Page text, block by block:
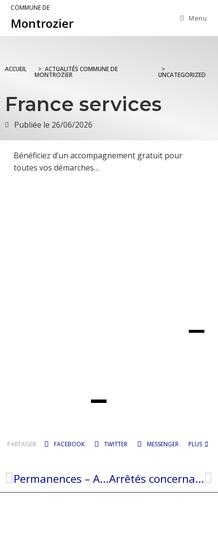
COMMUNE DE
Montrozier Menu
ACCUEIL > ACTUALITÉS COMMUNE DE
MONTROZIER
>
UNCATEGORIZED
France services
Publiée le 26/06/2026
Bénéficiez d’un accompagnement gratuit pour
toutes vos démarches…
PARTAGER: FACEBOOK TWITTER MESSENGER PLUS
Permanences – Aides à la rénovation de l’habitat, infos et conseils Arrêtés concernant l’irrigation agricole en période de sécheresse